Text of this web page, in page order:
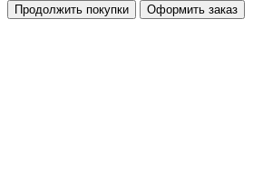
Продолжить покупки Оформить заказ